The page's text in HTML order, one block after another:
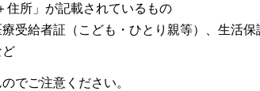
住所」が記載されているもの
受給者証（こども・ひとり親等）、生活保
でご注意ください。